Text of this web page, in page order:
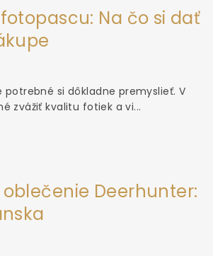
Na čo si dať
si dôkladne premyslieť. V
zvážiť kvalitu fotiek a vi...
Deerhunter: